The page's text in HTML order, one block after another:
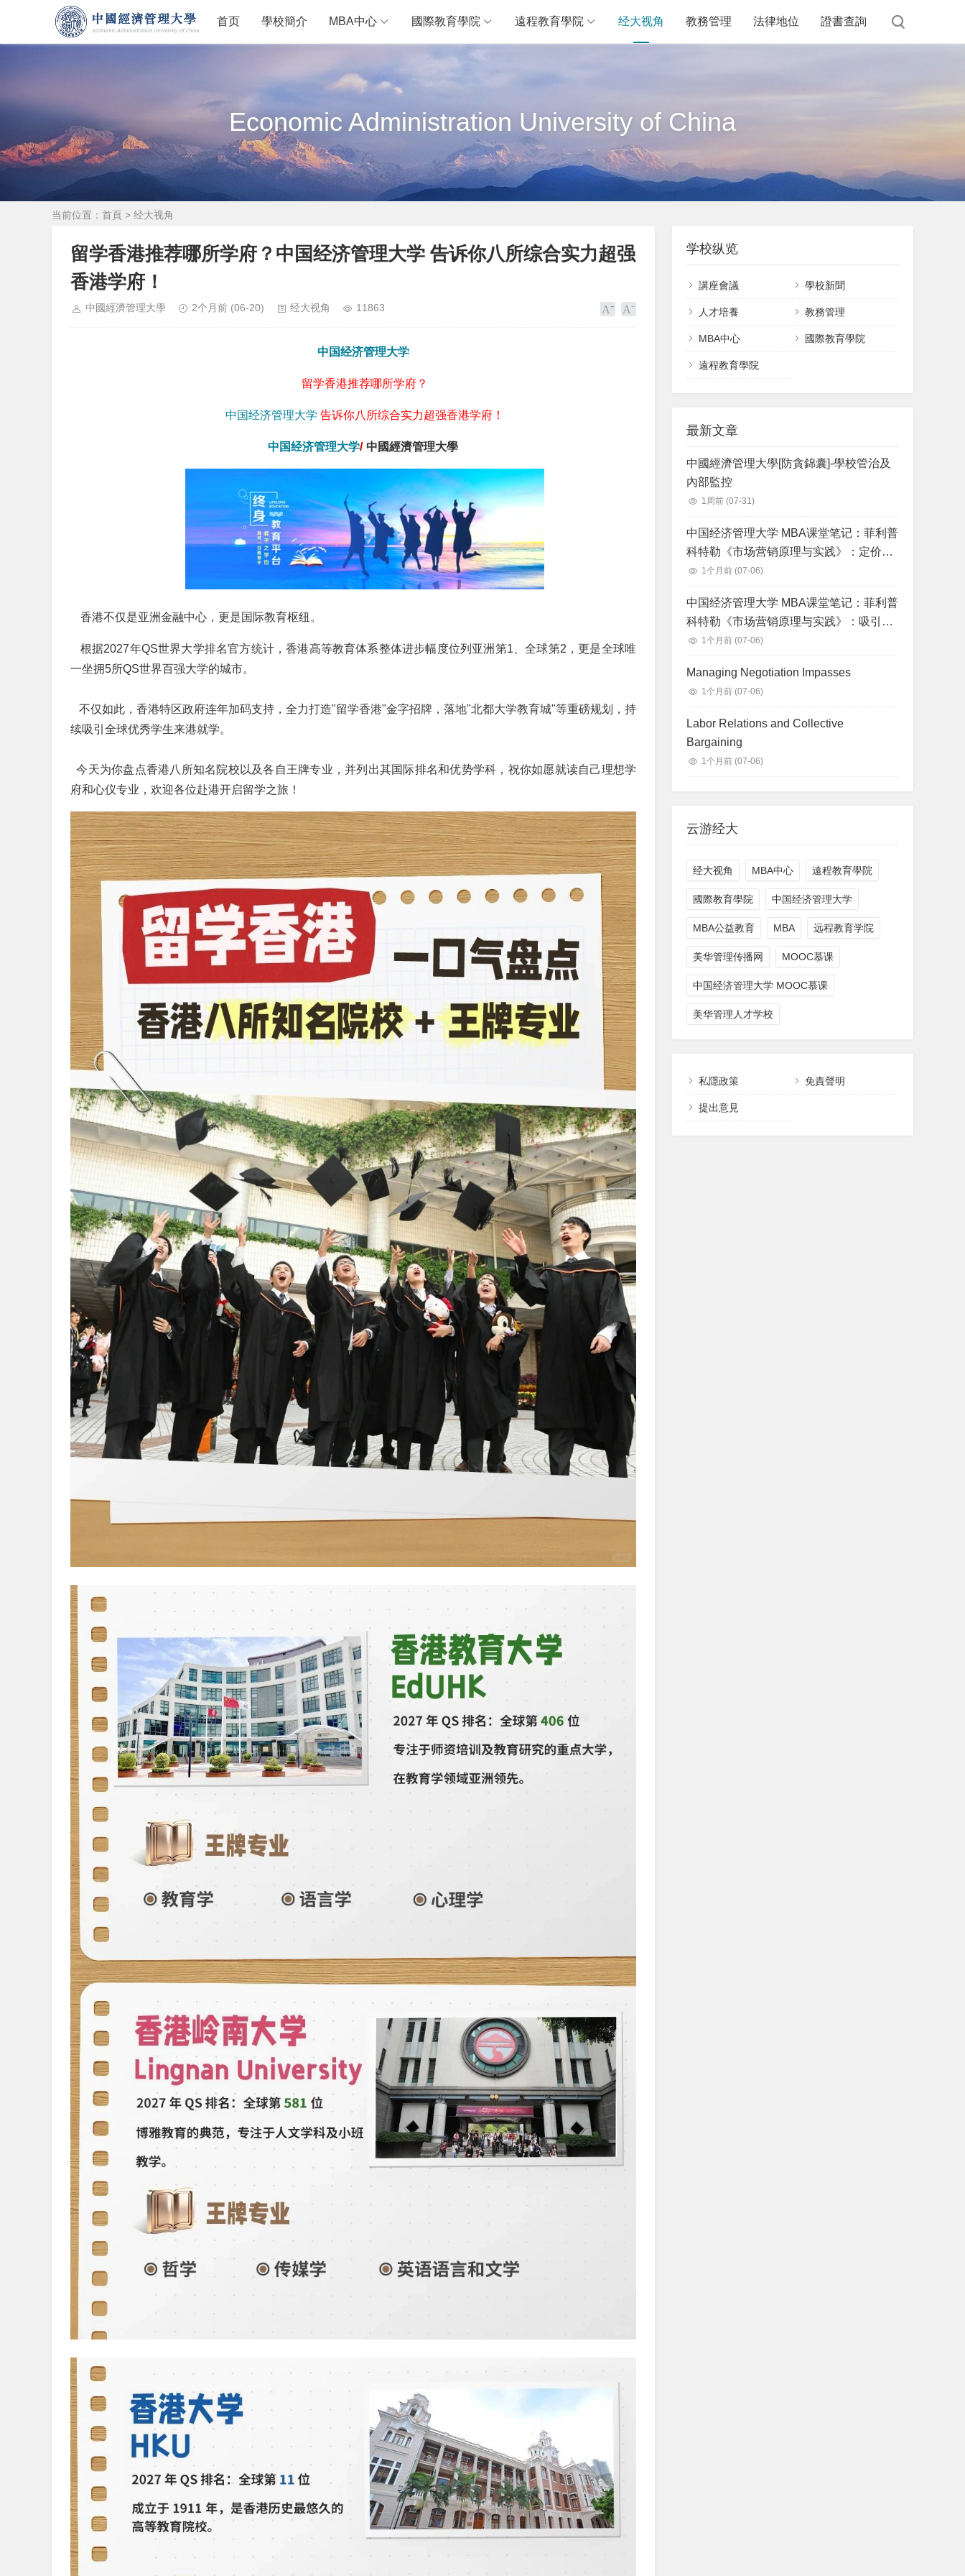
首页 學校簡介 MBA中心 國際教育學院 遠程教育學院 经大视角 教務管理 法律地位 證書查詢
Economic Administration University of China
当前位置： 首頁 > 经大视角
留学香港推荐哪所学府？中国经济管理大学 告诉你八所综合实力超强
香港学府！
中國經濟管理大學 2个月前 (06-20) 经大视角 11863
中国经济管理大学
留学香港推荐哪所学府？
中国经济管理大学 告诉你八所综合实力超强香港学府！
中国经济管理大学/ 中國經濟管理大學
香港不仅是亚洲金融中心，更是国际教育枢纽。
根据2027年QS世界大学排名官方统计，香港高等教育体系整体进步幅度位列亚洲第1、全球第2，更是全球唯
一坐拥5所QS世界百强大学的城市。
不仅如此，香港特区政府连年加码支持，全力打造"留学香港"金字招牌，落地"北都大学教育城"等重磅规划，持
续吸引全球优秀学生来港就学。
今天为你盘点香港八所知名院校以及各自王牌专业，并列出其国际排名和优势学科，祝你如愿就读自己理想学
府和心仪专业，欢迎各位赴港开启留学之旅！
学校纵览
講座會議
課件下載
學校新聞
人才培養 教務管理
MBA中心 國際教育學院
遠程教育學院
最新文章
中國經濟管理大學[防貪錦囊]-學校管治及
內部監控
1周前 (07-31)
中国经济管理大学 MBA课堂笔记：菲利普
科特勒《市场营销原理与实践》：定价：
理解和获得顾客价值
1个月前 (07-06)
中国经济管理大学 MBA课堂笔记：菲利普
科特勒《市场营销原理与实践》：吸引消
费者和沟通顾客价值：整合营销沟通战略
1个月前 (07-06)
Managing Negotiation Impasses
1个月前 (07-06)
Labor Relations and Collective
Bargaining
1个月前 (07-06)
云游经大
经大视角 MBA中心 遠程教育學院
國際教育學院 中国经济管理大学
MBA公益教育 MBA 远程教育学院
美华管理传播网 MOOC慕课
中国经济管理大学 MOOC慕课
美华管理人才学校
私隱政策 免責聲明
提出意見